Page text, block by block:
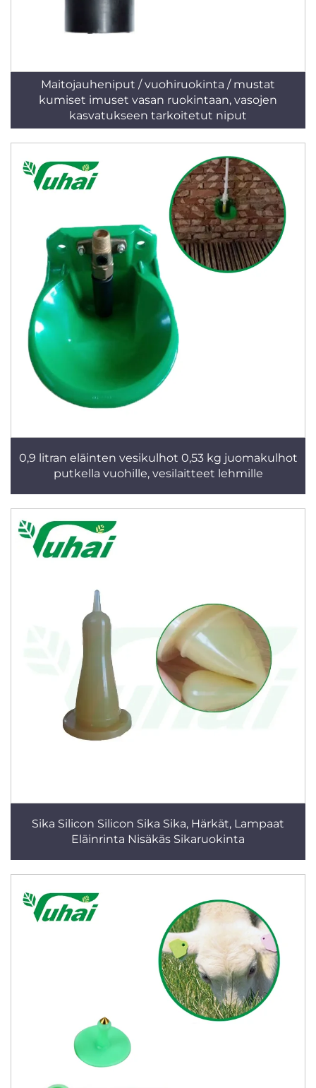
Maitojauheniput / vuohiruokinta / mustat
kumiset imuset vasan ruokintaan, vasojen
kasvatukseen tarkoitetut niput
0,9 litran eläinten vesikulhot 0,53 kg juomakulhot
putkella vuohille, vesilaitteet lehmille
Sika Silicon Silicon Sika Sika, Härkät, Lampaat
Eläinrinta Nisäkäs Sikaruokinta